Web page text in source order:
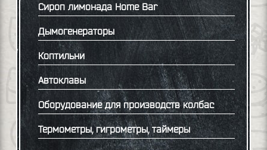
Сироп лимонада Home Bar
Дымогенераторы
Коптильни
Автоклавы
Оборудование для производств колбас
Термометры, гигрометры, таймеры